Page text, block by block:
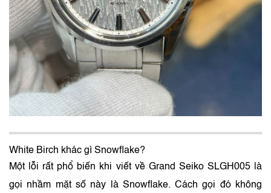
White Birch khác gì Snowflake?
Một lỗi rất phổ biến khi viết về Grand Seiko SLGH005 là
gọi nhầm mặt số này là Snowflake. Cách gọi đó không